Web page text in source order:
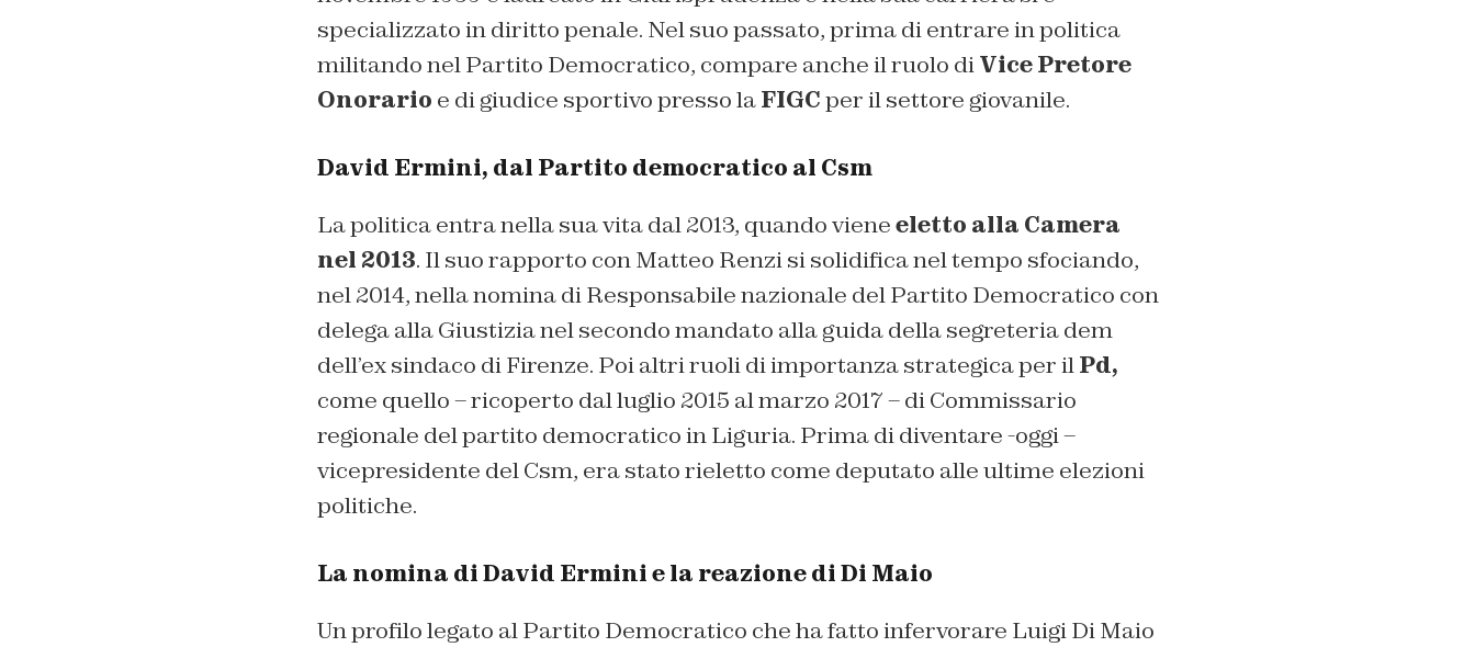
specializzato in diritto penale. Nel suo passato, prima di entrare in politica
militando nel Partito Democratico, compare anche il ruolo diVice Pretore
Onorario e di giudice sportivo presso laFIGCper il settore giovanile.
David Ermini, dal Partito democratico al Csm
La politica entra nella sua vita dal 2013, quando vieneeletto alla Camera
nel 2013. Il suo rapporto con Matteo Renzi si solidifica nel tempo sfociando,
nel 2014, nella nomina di Responsabile nazionale del Partito Democratico con
delega alla Giustizia nel secondo mandato alla guida della segreteria dem
dell’ex sindaco di Firenze. Poi altri ruoli di importanza strategica per ilPd,
come quello – ricoperto dal luglio 2015 al marzo 2017 – di Commissario
regionale del partito democratico in Liguria. Prima di diventare -oggi –
vicepresidente del Csm, era stato rieletto come deputato alle ultime elezioni
politiche.
La nomina di David Ermini e la reazione di Di Maio
Un profilo legato al Partito Democratico che ha fatto infervorare Luigi Di Maio